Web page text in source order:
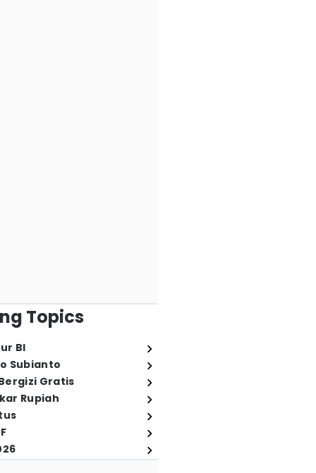
Topics
BI
Subianto
Gratis
Rupiah